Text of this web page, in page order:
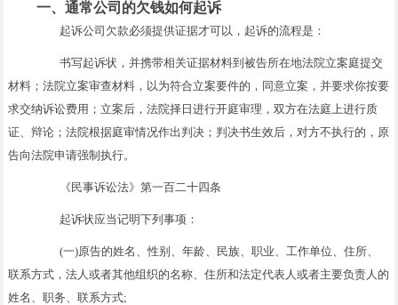
一、通常公司的欠钱如何起诉
起诉公司欠款必须提供证据才可以，起诉的流程是：
书写起诉状，并携带相关证据材料到被告所在地法院立案庭提交
材料；法院立案审查材料，以为符合立案要件的，同意立案，并要求你按要
求交纳诉讼费用；立案后，法院择日进行开庭审理，双方在法庭上进行质
证、辩论；法院根据庭审情况作出判决；判决书生效后，对方不执行的，原
告向法院申请强制执行。
《民事诉讼法》第一百二十四条
起诉状应当记明下列事项：
(一)原告的姓名、性别、年龄、民族、职业、工作单位、住所、
联系方式，法人或者其他组织的名称、住所和法定代表人或者主要负责人的
姓名、职务、联系方式;